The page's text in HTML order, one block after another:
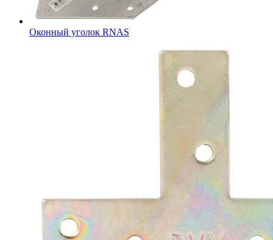
Оконный уголок RNAS